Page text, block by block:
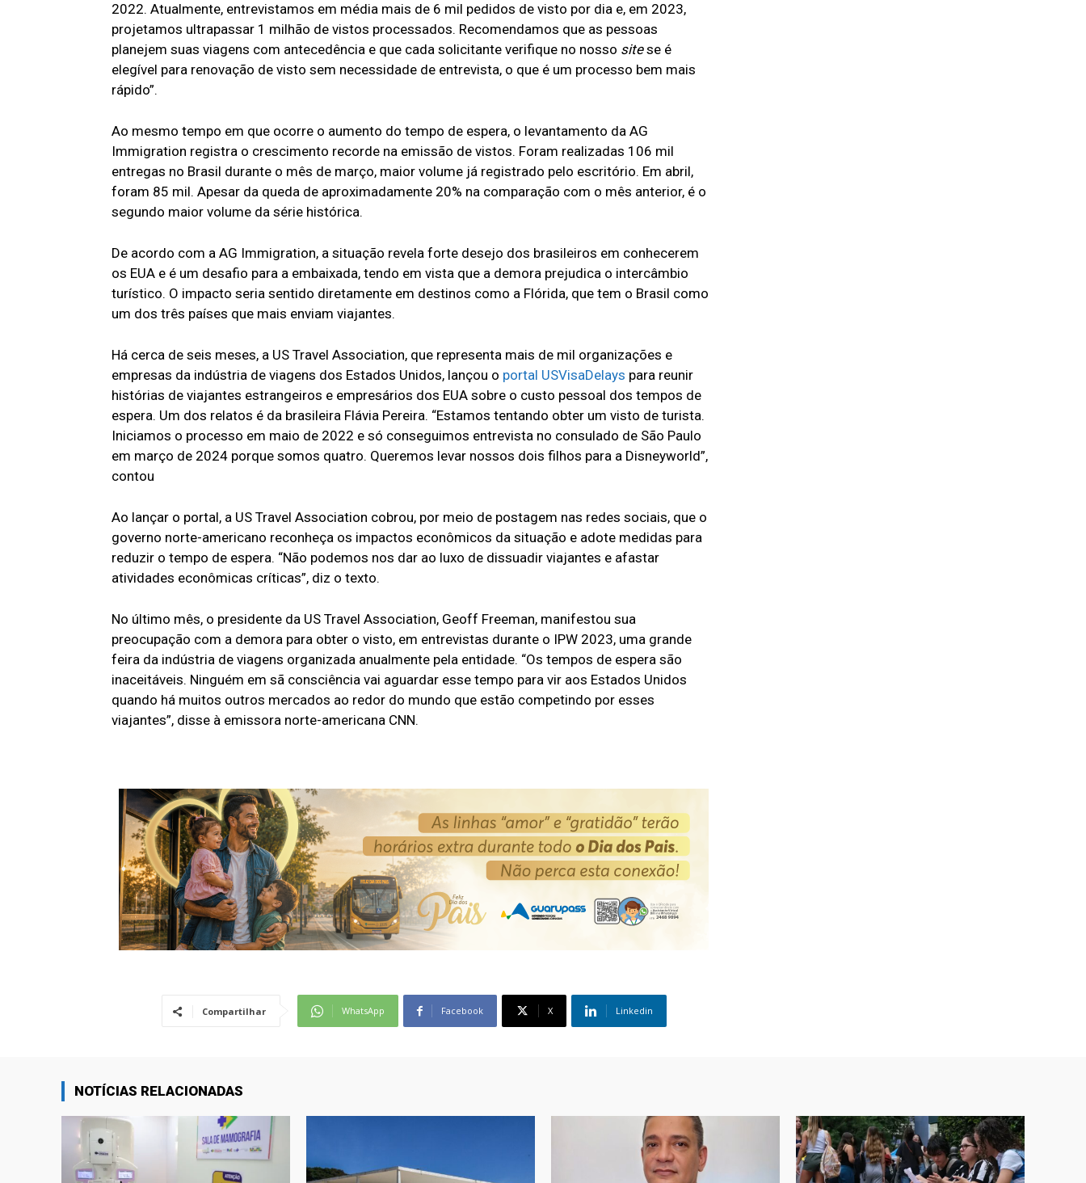
2022. Atualmente, entrevistamos em média mais de 6 mil pedidos de visto por dia e, em 2023,
projetamos ultrapassar 1 milhão de vistos processados. Recomendamos que as pessoas
planejem suas viagens com antecedência e que cada solicitante verifique no nosso sitese é
elegível para renovação de visto sem necessidade de entrevista, o que é um processo bem mais
rápido”.
Ao mesmo tempo em que ocorre o aumento do tempo de espera, o levantamento da AG
Immigration registra o crescimento recorde na emissão de vistos. Foram realizadas 106 mil
entregas no Brasil durante o mês de março, maior volume já registrado pelo escritório. Em abril,
foram 85 mil. Apesar da queda de aproximadamente 20% na comparação com o mês anterior, é o
segundo maior volume da série histórica.
De acordo com a AG Immigration, a situação revela forte desejo dos brasileiros em conhecerem
os EUA e é um desafio para a embaixada, tendo em vista que a demora prejudica o intercâmbio
turístico. O impacto seria sentido diretamente em destinos como a Flórida, que tem o Brasil como
um dos três países que mais enviam viajantes.
Há cerca de seis meses, a US Travel Association, que representa mais de mil organizações e
empresas da indústria de viagens dos Estados Unidos, lançou o portal USVisaDelays para reunir
histórias de viajantes estrangeiros e empresários dos EUA sobre o custo pessoal dos tempos de
espera. Um dos relatos é da brasileira Flávia Pereira. “Estamos tentando obter um visto de turista.
Iniciamos o processo em maio de 2022 e só conseguimos entrevista no consulado de São Paulo
em março de 2024 porque somos quatro. Queremos levar nossos dois filhos para a Disneyworld”,
contou
Ao lançar o portal, a US Travel Association cobrou, por meio de postagem nas redes sociais, que o
governo norte-americano reconheça os impactos econômicos da situação e adote medidas para
reduzir o tempo de espera. “Não podemos nos dar ao luxo de dissuadir viajantes e afastar
atividades econômicas críticas”, diz o texto.
No último mês, o presidente da US Travel Association, Geoff Freeman, manifestou sua
preocupação com a demora para obter o visto, em entrevistas durante o IPW 2023, uma grande
feira da indústria de viagens organizada anualmente pela entidade. “Os tempos de espera são
inaceitáveis. Ninguém em sã consciência vai aguardar esse tempo para vir aos Estados Unidos
quando há muitos outros mercados ao redor do mundo que estão competindo por esses
viajantes”, disse à emissora norte-americana CNN.
Compartilhar WhatsApp Facebook X Linkedin
NOTÍCIAS RELACIONADAS